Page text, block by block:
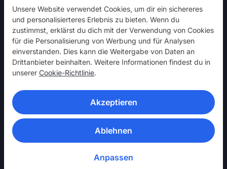
Unsere Website verwendet Cookies, um dir ein sichereres
und personalisierteres Erlebnis zu bieten. Wenn du
zustimmst, erklärst du dich mit der Verwendung von Cookies
für die Personalisierung von Werbung und für Analysen
einverstanden. Dies kann die Weitergabe von Daten an
Drittanbieter beinhalten. Weitere Informationen findest du in
unserer Cookie-Richtlinie.
Akzeptieren
Ablehnen
Anpassen
NordVPN
Mach mit
Hilfe
Entdecken
VPN-APPS
© 2026 Nord Security. Alle Rechte vorbehalten